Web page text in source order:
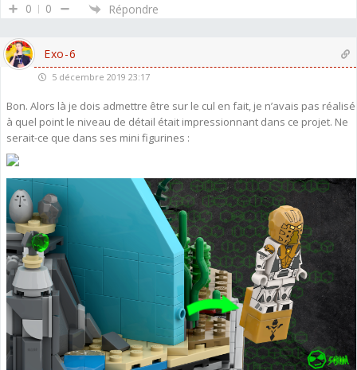
0 0 Répondre
Exo-6
5 décembre 2019 23:17
Bon. Alors là je dois admettre être sur le cul en fait, je n’avais pas réalisé
à quel point le niveau de détail était impressionnant dans ce projet. Ne
serait-ce que dans ses mini figurines :